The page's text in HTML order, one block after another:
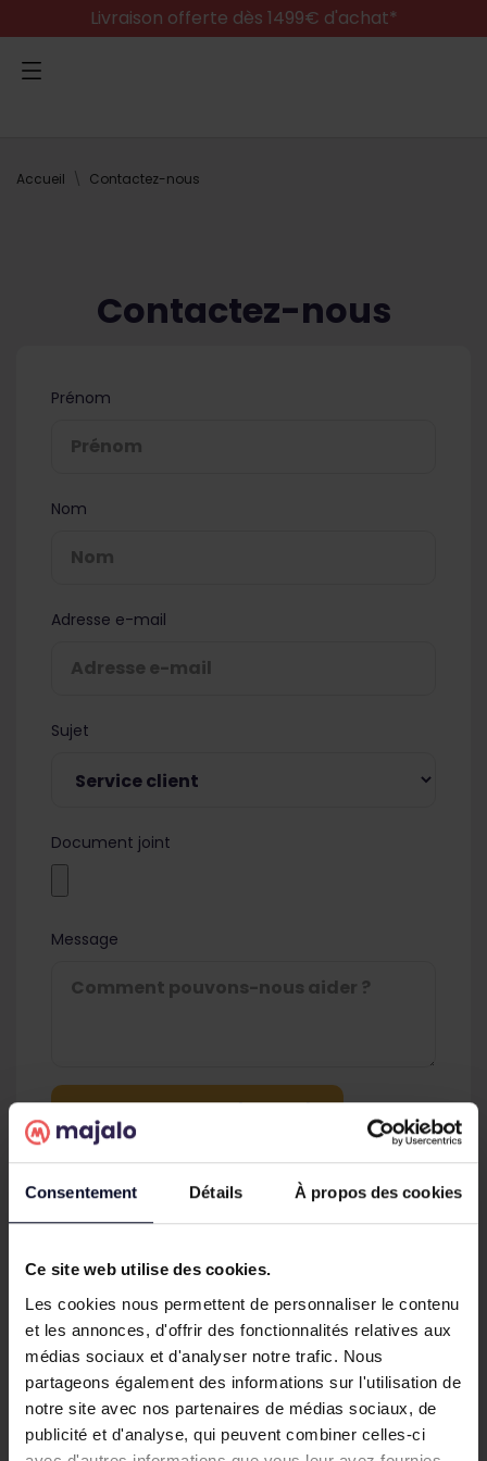
Consentement Détails À propos des cookies
Ce site web utilise des cookies.
Les cookies nous permettent de personnaliser le contenu
et les annonces, d'offrir des fonctionnalités relatives aux
médias sociaux et d'analyser notre trafic. Nous
partageons également des informations sur l'utilisation de
notre site avec nos partenaires de médias sociaux, de
publicité et d'analyse, qui peuvent combiner celles-ci
Livraison offerte dès 1499€ d'achat*
Accueil Contactez-nous
Contactez-nous
Prénom
Nom
Adresse e-mail
Sujet
Document joint
Message
Votre e-spécialiste en
clôtures & portails